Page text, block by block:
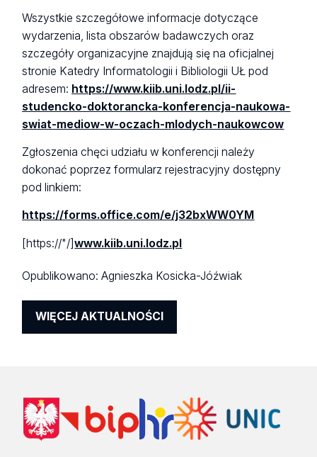
Wszystkie szczegółowe informacje dotyczące
wydarzenia, lista obszarów badawczych oraz
szczegóły organizacyjne znajdują się na oficjalnej
stronie Katedry Informatologii i Bibliologii UŁ pod
adresem: https://www.kiib.uni.lodz.pl/ii-
studencko-doktorancka-konferencja-naukowa-
swiat-mediow-w-oczach-mlodych-naukowcow
Zgłoszenia chęci udziału w konferencji należy
dokonać poprzez formularz rejestracyjny dostępny
pod linkiem:
https://forms.office.com/e/j32bxWW0YM
[https://"/]www.kiib.uni.lodz.pl
Opublikowano:Agnieszka Kosicka-Jóźwiak
WIĘCEJ AKTUALNOŚCI